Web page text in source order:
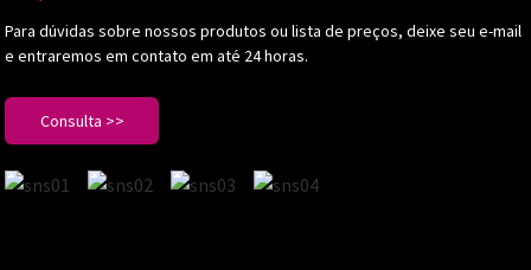
Para dúvidas sobre nossos produtos ou lista de preços, deixe seu e-mail
e entraremos em contato em até 24 horas.
Consulta >>